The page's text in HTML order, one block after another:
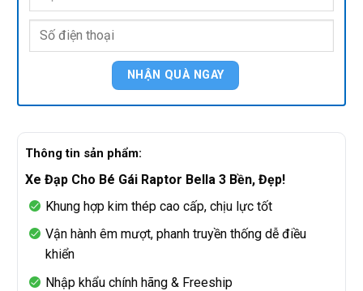
Thông tin sản phẩm:
Xe Đạp Cho Bé Gái Raptor Bella 3 Bền, Đẹp!
Khung hợp kim thép cao cấp, chịu lực tốt
Vận hành êm mượt, phanh truyền thống dễ điều
khiển
Nhập khẩu chính hãng & Freeship